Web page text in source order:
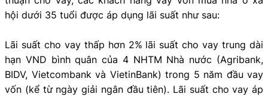
hội dưới 35 tuổi được áp dụng lãi suất như sau:
Lãi suất cho vay thấp hơn 2% lãi suất cho vay trung dài
hạn VND bình quân của 4 NHTM Nhà nước (Agribank,
BIDV, Vietcombank và VietinBank) trong 5 năm đầu vay
vốn (kể từ ngày giải ngân đầu tiên). Lãi suất cho vay áp